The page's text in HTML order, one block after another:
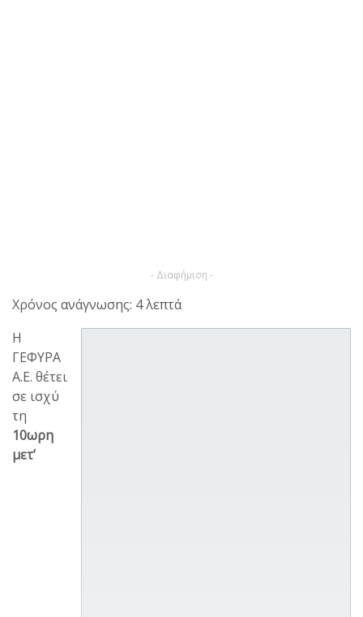
- Διαφήμιση -
Χρόνος ανάγνωσης: 4 λεπτά
Η
ΓΕΦΥΡΑ
Α.Ε. θέτει
σε ισχύ
τη
10ωρη
μετ’